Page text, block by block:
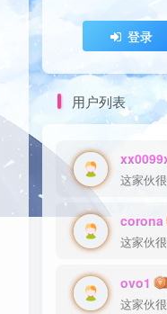
登录
用户列表
这家伙
corona
这家伙
ovo1
这家伙